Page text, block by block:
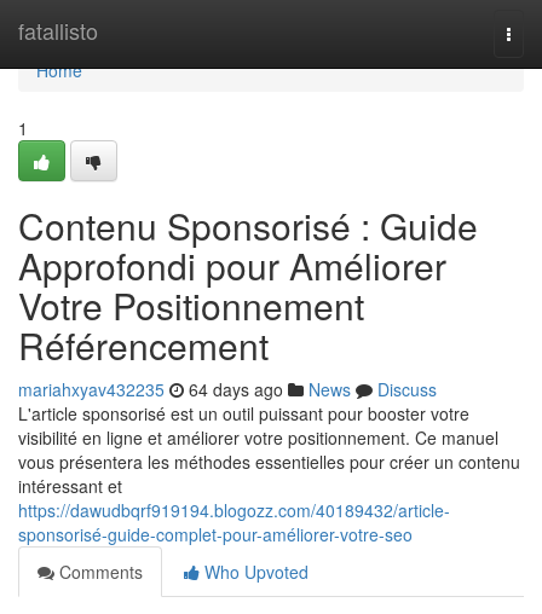
fatallisto
Home
Home
1
Contenu Sponsorisé : Guide
Approfondi pour Améliorer
Votre Positionnement
Référencement
mariahxyav432235 64 days ago News
Discuss
L'article sponsorisé est un outil puissant pour booster votre
visibilité en ligne et améliorer votre positionnement. Ce manuel
vous présentera les méthodes essentielles pour créer un contenu
intéressant et
https://dawudbqrf919194.blogozz.com/40189432/article-
sponsorisé-guide-complet-pour-améliorer-votre-seo
Comments
Who Upvoted